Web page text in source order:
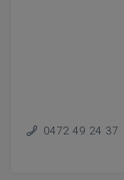
0472 49 24 37